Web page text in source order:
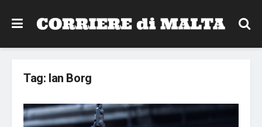
Tag: Ian Borg